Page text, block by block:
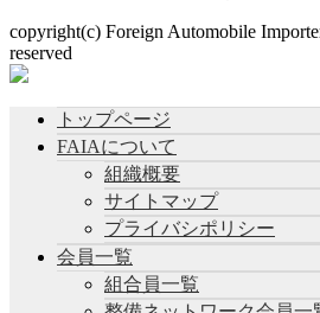
copyright(c) Foreign Automobile
reserved
トップページ
FAIAについて
組織概要
サイトマップ
プライバシポリシー
会員一覧
組合員一覧